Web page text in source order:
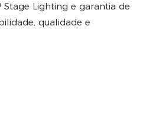
Lighting e garantia de
qualidade e